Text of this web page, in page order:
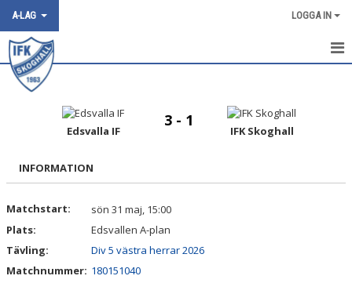
A-LAG LOGGA IN
HEM
BILDGALLERI
KONTAKT
TRUPPEN
Edsvalla IF
3 - 1
IFK Skoghall
INFORMATION
Matchstart:
sön 31 maj, 15:00
Plats:
Edsvallen A-plan
Tävling:
Div 5 västra herrar 2026
Matchnummer: 180151040